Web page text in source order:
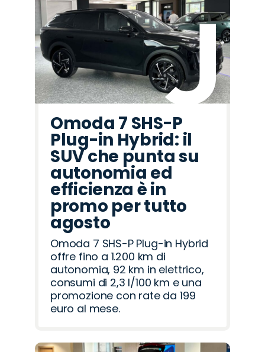
Omoda 7 SHS-P
Plug-in Hybrid: il
SUV che punta su
autonomia ed
efficienza è in
promo per tutto
agosto
Omoda 7 SHS-P Plug-in Hybrid
offre fino a 1.200 km di
autonomia, 92 km in elettrico,
consumi di 2,3 l/100 km e una
promozione con rate da 199
euro al mese.